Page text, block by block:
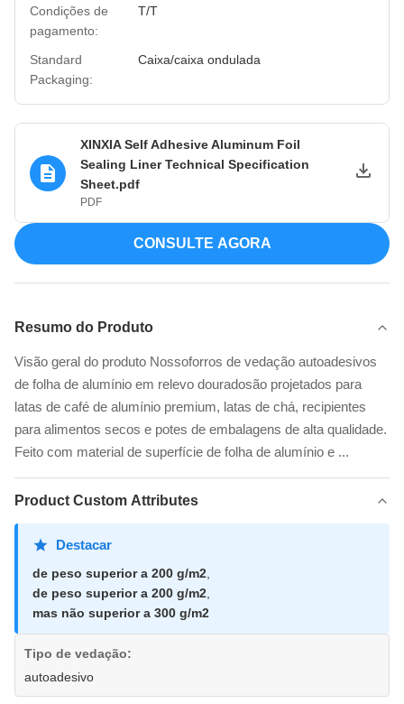
Condições de
pagamento:
T/T
Standard
Packaging:
Caixa/caixa ondulada
XINXIA Self Adhesive Aluminum Foil
Sealing Liner Technical Specification
Sheet.pdf
PDF
CONSULTE AGORA
Resumo do Produto
Visão geral do produto Nossoforros de vedação autoadesivos
de folha de alumínio em relevo douradosão projetados para
latas de café de alumínio premium, latas de chá, recipientes
para alimentos secos e potes de embalagens de alta qualidade.
Feito com material de superfície de folha de alumínio e ...
Product Custom Attributes
Destacar
de peso superior a 200 g/m2,
de peso superior a 200 g/m2,
mas não superior a 300 g/m2
Tipo de vedação:
autoadesivo